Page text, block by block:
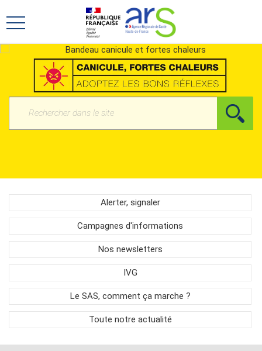
au
menu
principal,
au
contenu
Ouvrir
principal
Alerter, signaler
Campagnes d'informations
Nos newsletters
IVG
Le SAS, comment ça marche ?
Toute notre actualité